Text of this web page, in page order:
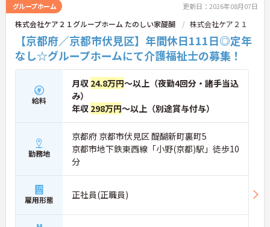
グループホーム 更新日：2026年08月07日
株式会社ケア２１グループホーム たのしい家醍醐 株式会社ケア２１
【京都府／京都市伏見区】年間休日111日◎定年
なし☆グループホームにて介護福祉士の募集！
給料
月収 24.8万円～以上（夜勤4回分・諸手当込
み）
年収 298万円～以上（別途賞与付与）
勤務地
京都府 京都市伏見区 醍醐新町裏町5
京都市地下鉄東西線「小野(京都)駅」徒歩10
分
雇用形態 正社員(正職員)